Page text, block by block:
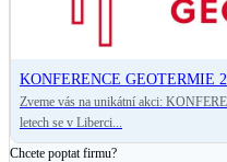
- Jan Řežáb - ekologický
- Rüdiger Grimm - mezinárodní
- Thomas Popp - expert v oblasti
- Stanislav Mach - expert v oblasti
- Petr Kotek - jednatel
KONFERENCE GEOTERMIE
Zveme vás na unikátní akci:
letech se v Liberci...
Chcete poptat firmu?